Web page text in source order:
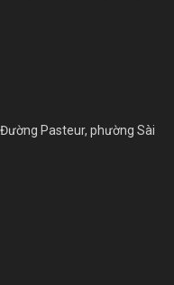
Pasteur, phường Sài